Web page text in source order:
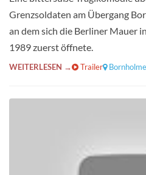
Grenzsoldaten am Übergang
an dem sich die Berliner Mauer
1989 zuerst öffnete.
WEITERLESEN → Trailer